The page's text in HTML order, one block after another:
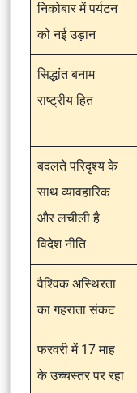
निकोबार में पर्यटन
को नई उड़ान
सिद्धांत बनाम
राष्ट्रीय हित
बदलते परिदृश्य के
साथ व्यावहारिक
और लचीली है
विदेश नीति
वैश्विक अस्थिरता
का गहराता संकट
फरवरी में 17 माह
के उच्चस्तर पर रहा